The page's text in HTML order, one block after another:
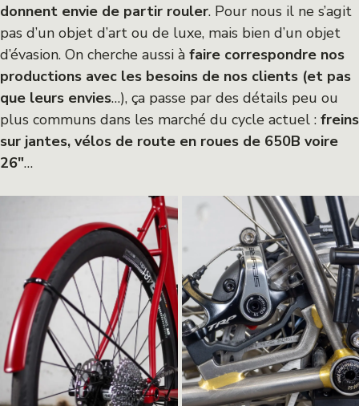
donnent envie de partir rouler. Pour nous il ne s’agit
pas d’un objet d’art ou de luxe, mais bien d’un objet
d’évasion. On cherche aussi à faire correspondre nos
productions avec les besoins de nos clients (et pas
que leurs envies…), ça passe par des détails peu ou
plus communs dans les marché du cycle actuel : freins
sur jantes, vélos de route en roues de 650B voire
26″…